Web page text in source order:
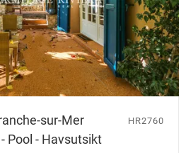
sur-Mer
Pool - Havsutsikt
HR2760